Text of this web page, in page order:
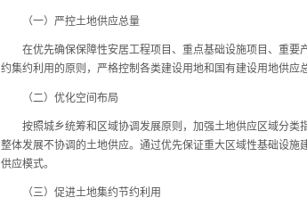
（一）严控土地供应总量
在优先确保保障性安居工程项目、重点基础设施项目、重要
约集约利用的原则，严格控制各类建设用地和国有建设用地供应
（二）优化空间布局
按照城乡统筹和区域协调发展原则，加强土地供应区域分类
整体发展不协调的土地供应。通过优先保证重大区域性基础设
供应模式。
（三）促进土地集约节约利用